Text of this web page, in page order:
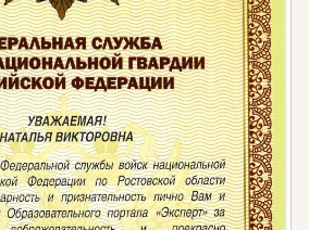
с "Программами обучения
в действие Приказом
N 600-ст)
учебный центр "Эксперт"
обучение по охране труда,
обучения гарантируем.
всю необходимую информацию в